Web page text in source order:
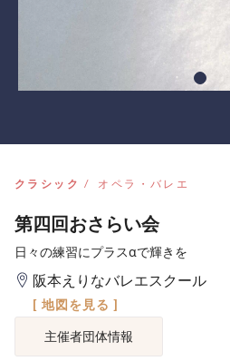
クラシック オペラ・バレエ
第四回おさらい会
日々の練習にプラスαで輝きを
阪本えりなバレエスクール
[ 地図を見る ]
主催者団体情報